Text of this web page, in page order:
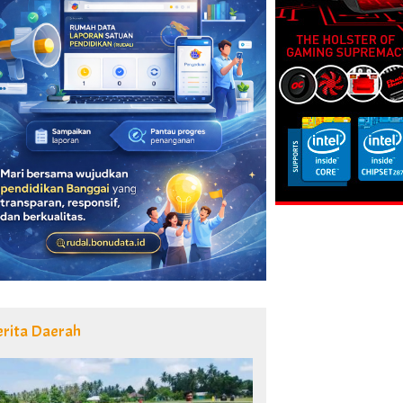
Daerah